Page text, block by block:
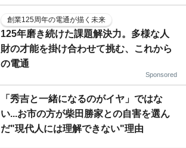
創業125周年の電通が描く未来
125年磨き続けた課題解決力。多様な人
財の才能を掛け合わせて挑む、これから
の電通
Sponsored
「秀吉と一緒になるのがイヤ」ではな
い...お市の方が柴田勝家との自害を選ん
だ"現代人には理解できない"理由